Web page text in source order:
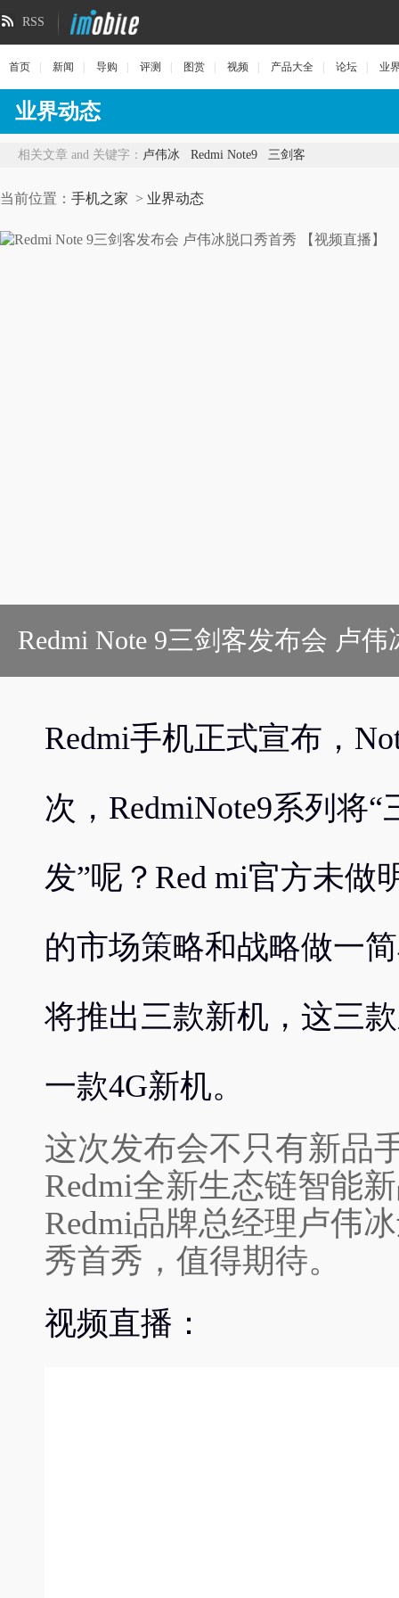
RSS
首页 新闻 导购 评测 图赏 视频 产品大全 论坛 业
业界动态
相关文章 and 关键字： 卢伟冰 Redmi Note9 三剑客
当前位置： 手机之家 > 业界动态
Redmi Note 9三剑客发布会 卢
Redmi手机正式宣布，
次，RedmiNote9系列将
发”呢？Red mi官方未做
的市场策略和战略做一
将推出三款新机，这三
一款4G新机。
这次发布会不只有新品
Redmi全新生态链智能
Redmi品牌总经理卢伟
秀首秀，值得期待。
视频直播：